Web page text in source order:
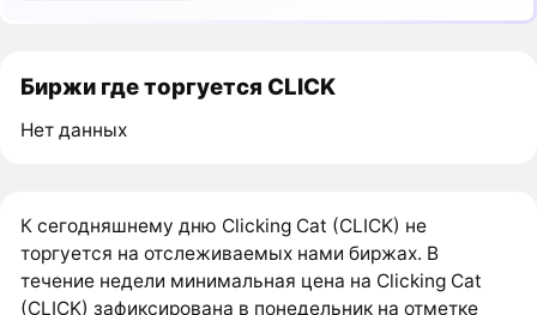
Биржи где торгуется CLICK
Нет данных
К сегодняшнему дню Clicking Cat (CLICK) не
торгуется на отслеживаемых нами биржах. В
течение недели минимальная цена на Clicking Cat
(CLICK) зафиксирована в понедельник на отметке